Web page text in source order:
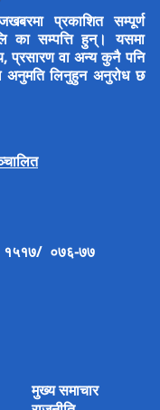
प्रकाशित सम्पूर्ण
का सम्पत्ति हुन्। यसमा
प्रसारण वा अन्य कुनै पनि
अनुमति लिनुहुन अनुरोध छ
१५१७/ ०७६-७७
मुख्य समाचार